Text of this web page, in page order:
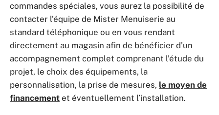
commandes spéciales, vous aurez la possibilité de
contacter l’équipe de Mister Menuiserie au
standard téléphonique ou en vous rendant
directement au magasin afin de bénéficier d’un
accompagnement complet comprenant l’étude du
projet, le choix des équipements, la
personnalisation, la prise de mesures, le moyen de
financement et éventuellement l’installation.